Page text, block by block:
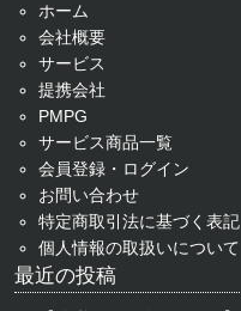
ホーム
会社概要
サービス
提携会社
PMPG
サービス商品一覧
会員登録・ログイン
お問い合わせ
特定商取引法に基づく表記
個人情報の取扱いについて
最近の投稿